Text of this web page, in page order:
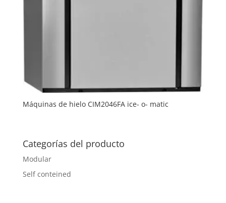
Máquinas de hielo CIM2046FA ice- o- matic
Categorías del producto
Modular
Self conteined